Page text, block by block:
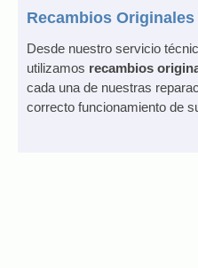
Recambios Originales
Desde nuestro servicio
utilizamos recambios
cada una de nuestras
correcto funcionamiento de